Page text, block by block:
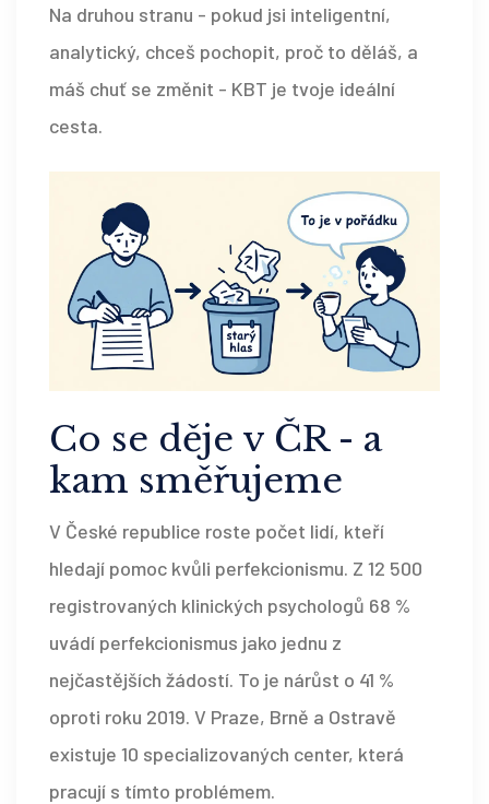
Na druhou stranu - pokud jsi inteligentní,
analytický, chceš pochopit, proč to děláš, a
máš chuť se změnit - KBT je tvoje ideální
cesta.
Co se děje v ČR - a
kam směřujeme
V České republice roste počet lidí, kteří
hledají pomoc kvůli perfekcionismu. Z 12 500
registrovaných klinických psychologů 68 %
uvádí perfekcionismus jako jednu z
nejčastějších žádostí. To je nárůst o 41 %
oproti roku 2019. V Praze, Brně a Ostravě
existuje 10 specializovaných center, která
pracují s tímto problémem.